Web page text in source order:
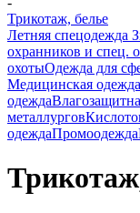
Трикотаж, белье
Летняя спецодежда
охранников и спец.
охотыОдежда для
Медицинская одежда
одежда
металлургов
одеждаПромоодежда